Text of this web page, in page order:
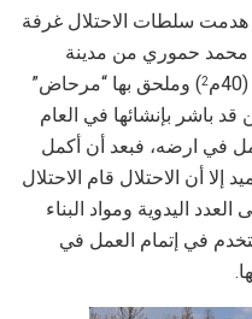
هدمت سلطات الاحتلال غرفة
محمد حموري من مدينة
2) وملحق بها “مرحاض”
قد باشر بإنشائها في العام
العمل في ارضه، فبعد أن أكمل
إلا أن الاحتلال قام الاحتلال
اليدوية ومواد البناء
في إتمام العمل في